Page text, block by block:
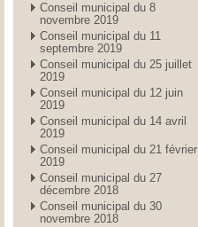
Conseil municipal du 8
novembre 2019
Conseil municipal du 11
septembre 2019
Conseil municipal du 25 juillet
2019
Conseil municipal du 12 juin
2019
Conseil municipal du 14 avril
2019
Conseil municipal du 21 février
2019
Conseil municipal du 27
décembre 2018
Conseil municipal du 30
novembre 2018